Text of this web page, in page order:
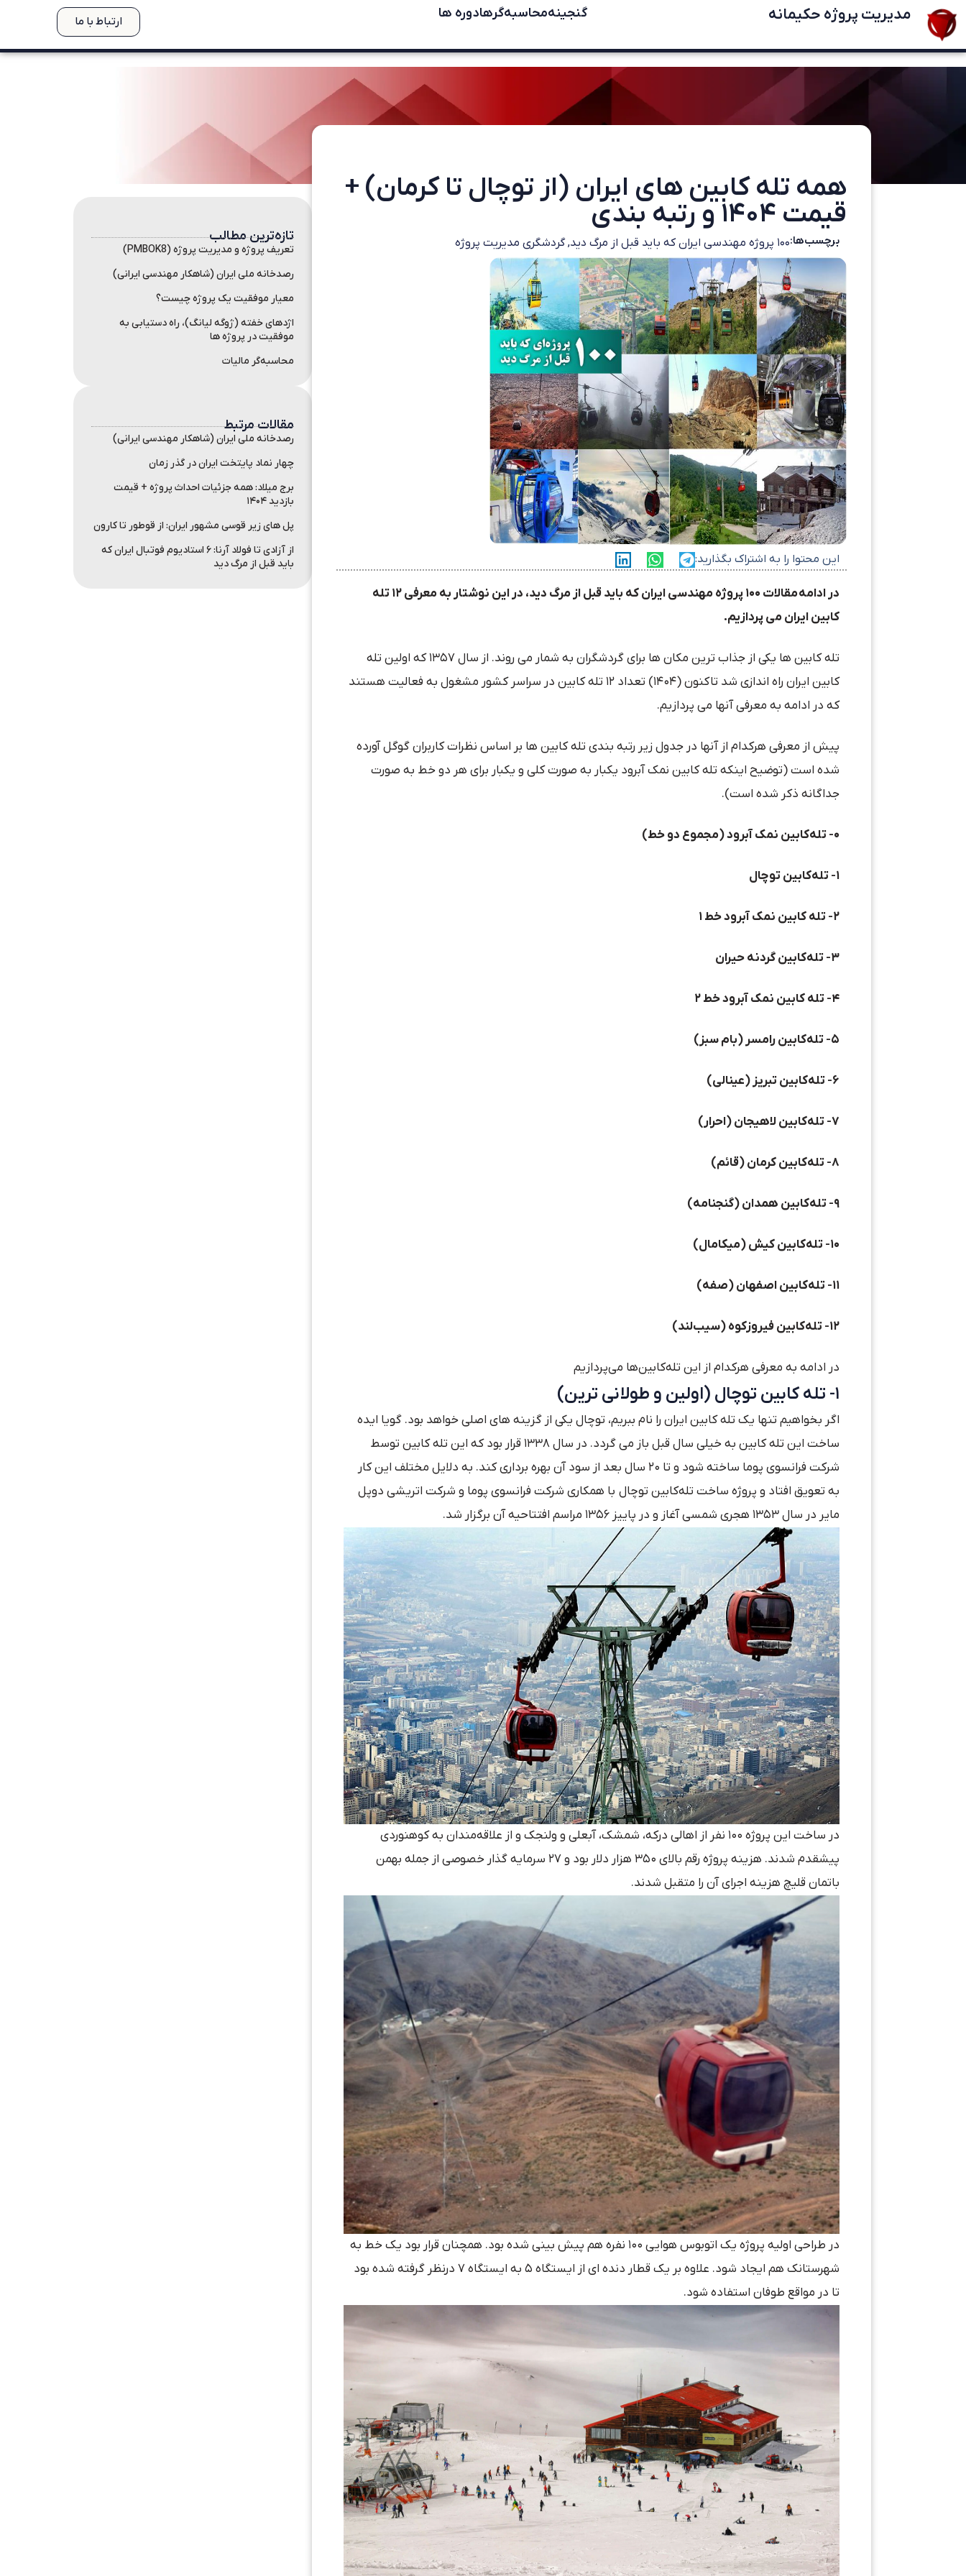
مدیریت پروژه حکیمانه گنجینهمحاسبه‌گرهادوره ها ارتباط با ما
همه تله کابین های ایران (از توچال تا کرمان) +
قیمت ۱۴۰۴ و رتبه بندی
برچسب‌ها:۱۰۰ پروژه مهندسی ایران که باید قبل از مرگ دید ,گردشگری مدیریت پروژه
این محتوا را به اشتراک بگذارید:
در ادامهمقالات ۱۰۰ پروژه مهندسی ایران که باید قبل از مرگ دید
، در این نوشتار به معرفی ۱۲ تله
کابین ایران می پردازیم.
تله کابین ها یکی از جذاب ترین مکان ها برای گردشگران به شمار می روند. از سال ۱۳۵۷ که اولین تله
کابین ایران راه اندازی شد تاکنون (۱۴۰۴) تعداد ۱۲ تله کابین در سراسر کشور مشغول به فعالیت هستند
که در ادامه به معرفی آنها می پردازیم.
پیش از معرفی هرکدام از آنها در جدول زیر رتبه بندی تله کابین ها بر اساس نظرات کاربران گوگل آورده
شده است (توضیح اینکه تله کابین نمک آبرود یکبار به صورت کلی و یکبار برای هر دو خط به صورت
جداگانه ذکر شده است).
۰- تله‌کابین نمک آبرود (مجموع دو خط)
۱- تله‌کابین توچال
۲- تله کابین نمک آبرود خط ۱
۳- تله‌کابین گردنه حیران
۴- تله کابین نمک آبرود خط ۲
۵- تله‌کابین رامسر (بام سبز)
۶- تله‌کابین تبریز (عینالی)
۷- تله‌کابین لاهیجان (احرار)
۸- تله‌کابین کرمان (قائم)
۹- تله‌کابین همدان (گنجنامه)
۱۰- تله‌کابین کیش (میکامال)
۱۱- تله‌کابین اصفهان (صفه)
۱۲- تله‌کابین فیروزکوه (سیب‌لند)
در ادامه به معرفی هرکدام از این تله‌کابین‌ها می‌پردازیم
۱- تله کابین توچال (اولین و طولانی ترین)
اگر بخواهیم تنها یک تله کابین ایران را نام ببریم، توچال یکی از گزینه های اصلی خواهد بود. گویا ایده
ساخت این تله کابین به خیلی سال قبل باز می گردد. در سال ۱۳۳۸ قرار بود که این تله کابین توسط
شرکت فرانسوی پوما ساخته شود و تا ۲۰ سال بعد از سود آن بهره برداری کند. به دلایل مختلف این کار
به تعویق افتاد و پروژه ساخت تله‌کابین توچال با همکاری شرکت فرانسوی پوما و شرکت اتریشی دوپل
مایر در سال ۱۳۵۳ هجری شمسی آغاز و در پاییز ۱۳۵۶ مراسم افتتاحیه آن برگزار شد.
در ساخت این پروژه ۱۰۰ نفر از اهالی درکه، شمشک، آبعلی و ولنجک و از علاقه‌مندان به کوهنوردی
پیشقدم شدند. هزینه پروژه رقم بالای ۳۵۰ هزار دلار بود و ۲۷ سرمایه گذار خصوصی از جمله بهمن
باتمان قلیچ هزینه اجرای آن را متقبل شدند.
در طراحی اولیه پروژه یک اتوبوس هوایی ۱۰۰ نفره هم پیش بینی شده بود. همچنان قرار بود یک خط به
شهرستانک هم ایجاد شود. علاوه بر یک قطار دنده ای از ایستگاه ۵ به ایستگاه ۷ درنظر گرفته شده بود
تا در مواقع طوفان استفاده شود.
تازه‌ترین مطالب
تعریف پروژه و مدیریت پروژه (PMBOK8)
رصدخانه ملی ایران (شاهکار مهندسی ایرانی)
معیار موفقیت یک پروژه چیست؟
اژدهای خفته (ژوگه لیانگ)، راه دستیابی به
موفقیت در پروژه ها
محاسبه‌گر مالیات
مقالات مرتبط
رصدخانه ملی ایران (شاهکار مهندسی ایرانی)
چهار نماد پایتخت ایران در گذر زمان
برج میلاد: همه جزئیات احداث پروژه + قیمت
بازدید ۱۴۰۴
پل های زیر قوسی مشهور ایران: از قوطور تا کارون
از آزادی تا فولاد آرنا: ۶ استادیوم فوتبال ایران که
باید قبل از مرگ دید